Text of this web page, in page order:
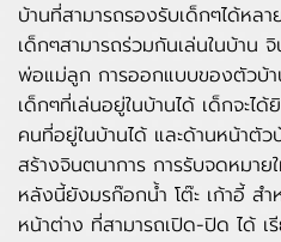
บ้านที่สามารถรองรับเด็กๆได้หล
เด็กๆสามารถร่วมกันเล่นในบ้าน
พ่อแม่ลูก การออกแบบของตัวบ้า
เด็กๆที่เล่นอยู่ในบ้านได้ เด็กจะไ
คนที่อยู่ในบ้านได้ และด้านหน้าตั
สร้างจินตนาการ การรับจดหมา
หลังนี้ยังมรก๊อกน้ำ โต๊ะ เก้าอี้ ส
หน้าต่าง ที่สามารถเปิด-ปิด ได้ เ